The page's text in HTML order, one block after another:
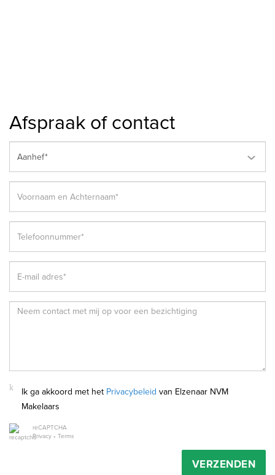
Afspraak of contact
Aanhef*
Ik ga akkoord met het Privacybeleid van Elzenaar NVM
Makelaars
reCAPTCHA
Privacy • Terms
VERZENDEN